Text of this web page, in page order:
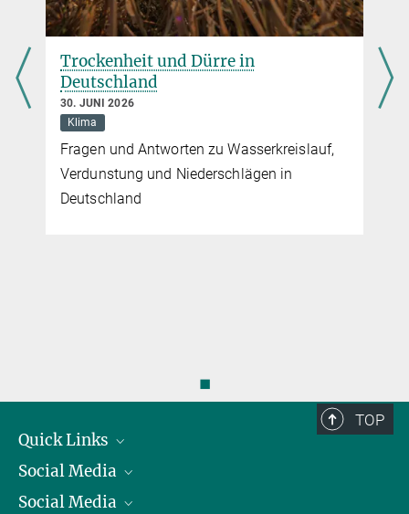
Trockenheit und Dürre in
Deutschland
30. JUNI 2026
Klima
Fragen und Antworten zu Wasserkreislauf,
Verdunstung und Niederschlägen in
Deutschland
◼
TOP
Quick Links
Präsident
Zahlen und Fakten
Social Media
Bluesky
Social Media